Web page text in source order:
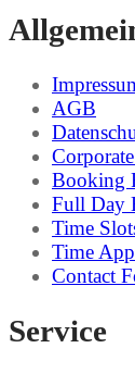
AGB
Booking
Full Day
Time
Time
Contact
Service